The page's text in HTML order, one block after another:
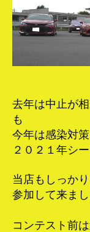
去年は中止が
も
今年は感染対
２０２１年シ
当店もしっか
参加して来ま
コンテスト前